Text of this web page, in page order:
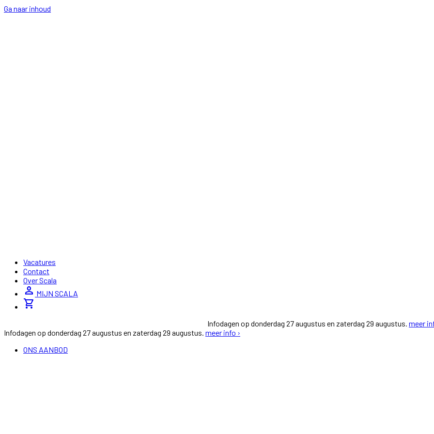
Ga naar inhoud
Vacatures
Contact
Over Scala
person MIJN SCALA
shopping_cart
Infodagen op donderdag 27 augustus en zaterdag 29 augustus. meer
Infodagen op donderdag 27 augustus en zaterdag 29 augustus. meer info ›
ONS AANBOD